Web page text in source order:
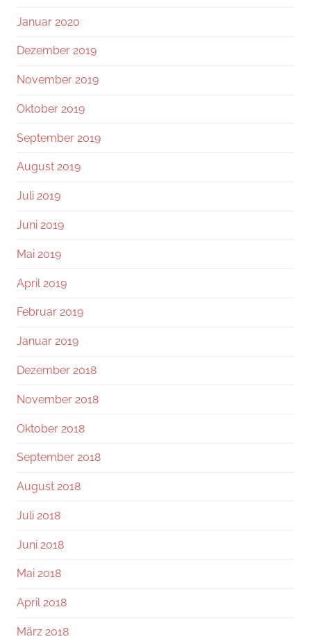
Januar 2020
Dezember 2019
November 2019
Oktober 2019
September 2019
August 2019
Juli 2019
Juni 2019
Mai 2019
April 2019
Februar 2019
Januar 2019
Dezember 2018
November 2018
Oktober 2018
September 2018
August 2018
Juli 2018
Juni 2018
Mai 2018
April 2018
März 2018